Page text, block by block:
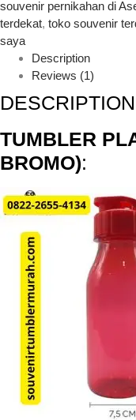
souvenir pernikahan di
terdekat, toko souvenir
saya
Description
Reviews (1)
DESCRIPTION
TUMBLER
BROMO):